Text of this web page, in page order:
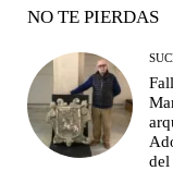
NO TE PIERDAS
del